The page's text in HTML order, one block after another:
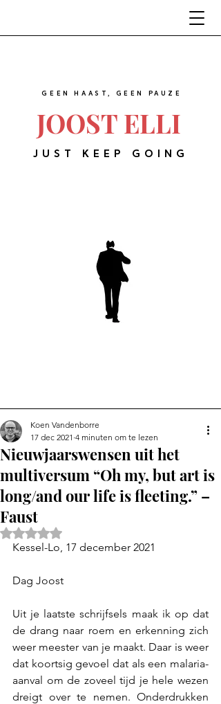
JOOST ELLI
GEEN HAAST, GEEN PAUZE
JUST KEEP GOING
Nieuwjaarswensen uit het
multiversum “Oh my, but art is
long/and our life is fleeting.” –
Faust
Koen Vandenborre
17 dec 2021 4 minuten om te lezen
Beoordeeld met NaN uit 5 sterren.
Kessel-Lo, 17 december 2021
Uit je laatste schrijfsels maak ik op dat
de drang naar roem en erkenning zich
weer meester van je maakt. Daar is weer
dat koortsig gevoel dat als een malaria-
aanval om de zoveel tijd je hele wezen
dreigt over te nemen. Onderdrukken